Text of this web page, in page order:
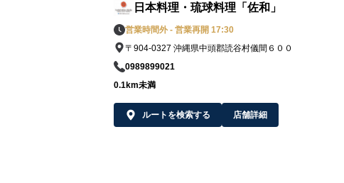
日本料理・琉球料理「佐和」
営業時間外 - 営業再開 17:30
〒904-0327 沖縄県中頭郡読谷村儀間６００
0989899021
0.1km未満
ルートを検索する 店舗詳細